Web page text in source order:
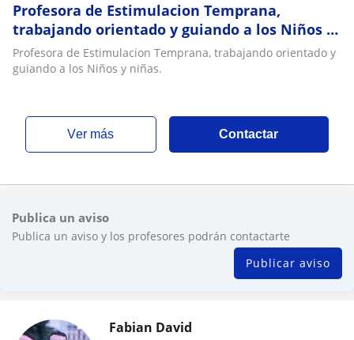
Profesora de Estimulacion Temprana,
trabajando orientado y guiando a los Niños y
niñas
Profesora de Estimulacion Temprana, trabajando orientado y
guiando a los Niños y niñas.
ver más Contactar
Publica un aviso
Publica un aviso y los profesores podrán contactarte
Publicar aviso
Fabian David